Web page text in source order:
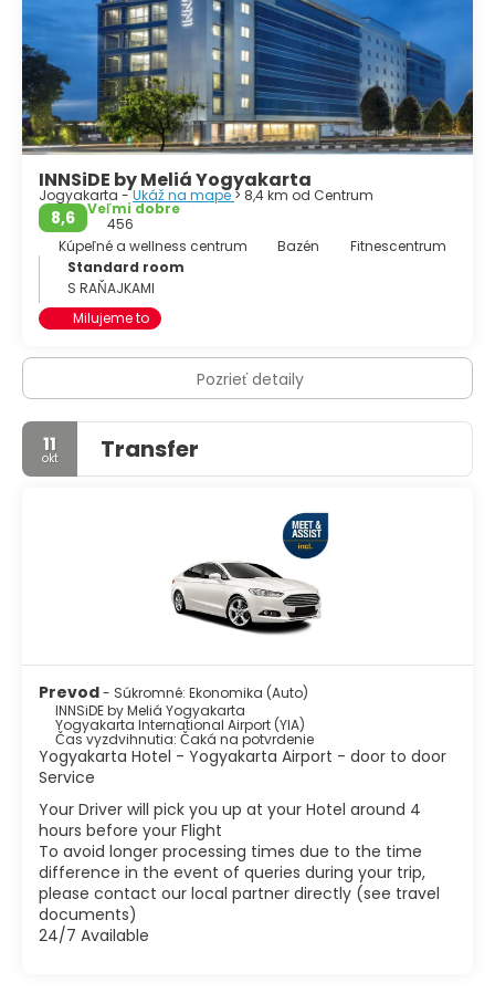
• Kota Gede. Hrob prvého kráľa Mataramského kráľovstva,
Panembahana Senopatiho, sa nachádza na tomto
mieste. Teraz je najznámejší ako ""strieborná dedina"".
• Imogiri, juhozápadne od mesta. Cintorín kráľovských
rodín Yogyakarta a Surakarta.
• Kotabaru.
INNSiDE by Meliá Yogyakarta
Jogyakarta -Ukáž na mape> 8,4 km od Centrum
8,6
Veľmi dobre
456
Kúpeľné a wellness centrum
Bazén
Fitnescentrum
Standard room
S RAŇAJKAMI
Milujeme to
Pozrieť detaily
11
okt Transfer
Prevod- Súkromné: Ekonomika (Auto)
INNSiDE by Meliá Yogyakarta
Yogyakarta International Airport (YIA)
Čas vyzdvihnutia: Čaká na potvrdenie
Yogyakarta Hotel - Yogyakarta Airport - door to door
Service
Your Driver will pick you up at your Hotel around 4
hours before your Flight
To avoid longer processing times due to the time
difference in the event of queries during your trip,
please contact our local partner directly (see travel
documents)
24/7 Available